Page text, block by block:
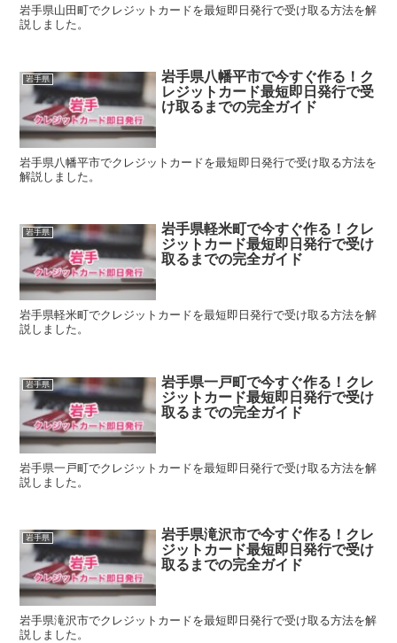
岩手県山田町でクレジットカードを最短即日発行で受け取る方法を解
説しました。
岩手県
岩手県八幡平市で今すぐ作る！ク
レジットカード最短即日発行で受
け取るまでの完全ガイド
岩手県八幡平市でクレジットカードを最短即日発行で受け取る方法を
解説しました。
岩手県
岩手県軽米町で今すぐ作る！クレ
ジットカード最短即日発行で受け
取るまでの完全ガイド
岩手県軽米町でクレジットカードを最短即日発行で受け取る方法を解
説しました。
岩手県
岩手県一戸町で今すぐ作る！クレ
ジットカード最短即日発行で受け
取るまでの完全ガイド
岩手県一戸町でクレジットカードを最短即日発行で受け取る方法を解
説しました。
岩手県
岩手県滝沢市で今すぐ作る！クレ
ジットカード最短即日発行で受け
取るまでの完全ガイド
岩手県滝沢市でクレジットカードを最短即日発行で受け取る方法を解
説しました。